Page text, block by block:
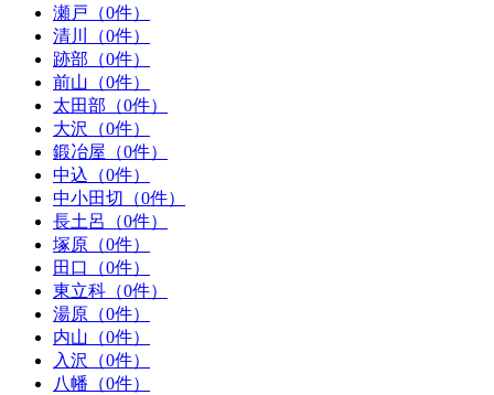
瀬戸（0件）
清川（0件）
跡部（0件）
前山（0件）
太田部（0件）
大沢（0件）
鍛冶屋（0件）
中込（0件）
中小田切（0件）
長土呂（0件）
塚原（0件）
田口（0件）
東立科（0件）
湯原（0件）
内山（0件）
入沢（0件）
八幡（0件）